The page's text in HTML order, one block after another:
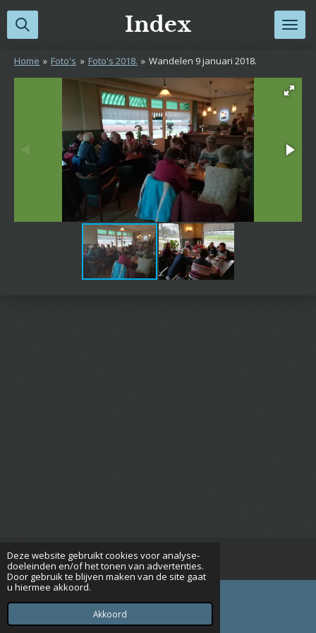
Deze website gebruikt cookies voor analyse-
doeleinden en/of het tonen van advertenties.
Door gebruik te blijven maken van de site gaat
u hiermee akkoord.
Akkoord
Ga
direct
de
hoofdinhoud
Index
Home » Foto's » Foto's 2018. » Wandelen 9 januari 2018.
© 2015 - 2026 Seniorenverenigingrijsbergen.nl